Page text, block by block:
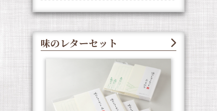
味のレターセット